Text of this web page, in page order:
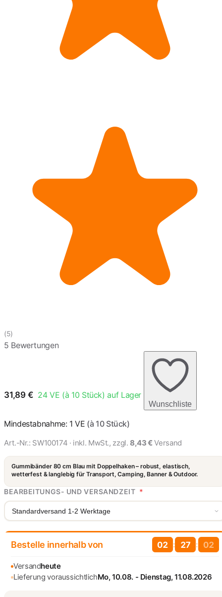
(5)
5 Bewertungen
31,89 € 24VE (à 10 Stück) auf Lager
Wunschliste
Mindestabnahme: 1 VE (à 10 Stück)
Art.-Nr.: SW100174 · inkl. MwSt., zzgl. 8,43 € Versand
Gummibänder 80 cm Blau mit Doppelhaken – robust, elastisch,
wetterfest & langlebig für Transport, Camping, Banner & Outdoor.
BEARBEITUNGS- UND VERSANDZEIT *
Standardversand 1-2 Werktage
Bestelle innerhalb von 02 : 27 : 01
Versandheute
Lieferung voraussichtlichMo, 10.08. - Dienstag, 11.08.2026